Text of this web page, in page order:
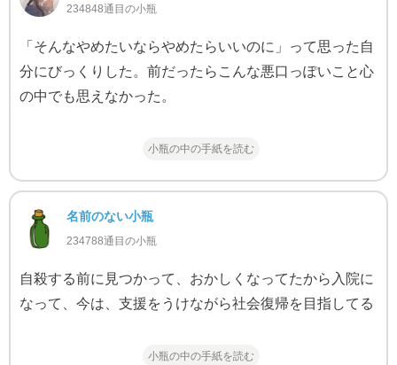
234848通目の小瓶
「そんなやめたいならやめたらいいのに」って思った自
分にびっくりした。前だったらこんな悪口っぽいこと心
の中でも思えなかった。
小瓶の中の手紙を読む
名前のない小瓶
234788通目の小瓶
自殺する前に見つかって、おかしくなってたから入院に
なって、今は、支援をうけながら社会復帰を目指してる
小瓶の中の手紙を読む